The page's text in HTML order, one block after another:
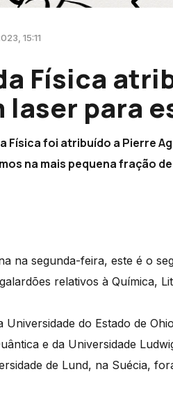
15:11
Física
laser para
Física foi atribuído a Pierre
na mais pequena fração
na segunda-feira, este é o
relativos à Química,
Universidade do Estado de
e da Universidade
de Lund, na Suécia,